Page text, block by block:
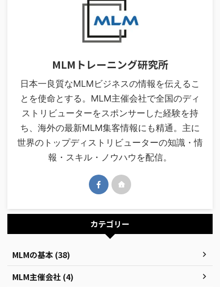
MLMトレーニング研究所
日本一良質なMLMビジネスの情報を伝えるこ
とを使命とする。MLM主催会社で全国のディ
ストリビューターをスポンサーした経験を持
ち、海外の最新MLM集客情報にも精通。主に
世界のトップディストリビューターの知識・情
報・スキル・ノウハウを配信。
カテゴリー
MLMの基本 (38)
MLM主催会社 (4)